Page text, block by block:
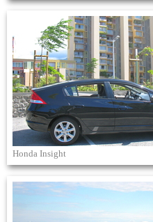
Honda Insight